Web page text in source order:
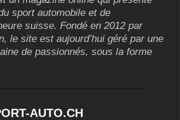
sport automobile et de
suisse. Fondé en 2012 par
le site est aujourd’hui géré par une
de passionnés, sous la forme
AUTO.CH